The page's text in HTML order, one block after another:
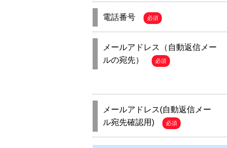
電話番号 必須
メールアドレス（自動返信メー
ルの宛先）
必須
メールアドレス(自動返信メー
ル宛先確認用)
必須